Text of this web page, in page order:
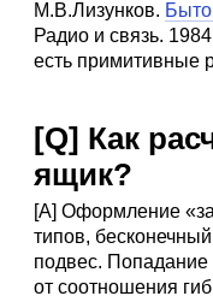
М.В.Лизунков.
Радио и связь.
есть примитивные
[Q] Как
ящик?
[A] Оформление
типов,
подвес. Попадание
от соотношения